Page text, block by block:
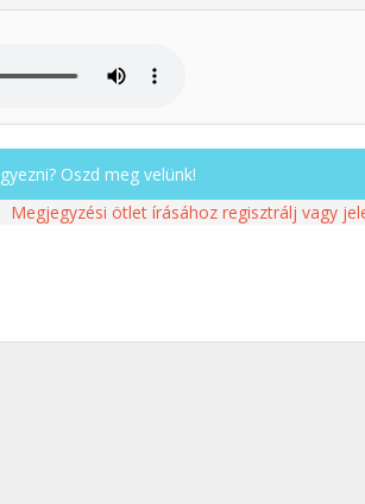
Oszd meg velünk!
Megjegyzési ötlet írásához regisztrálj vagy